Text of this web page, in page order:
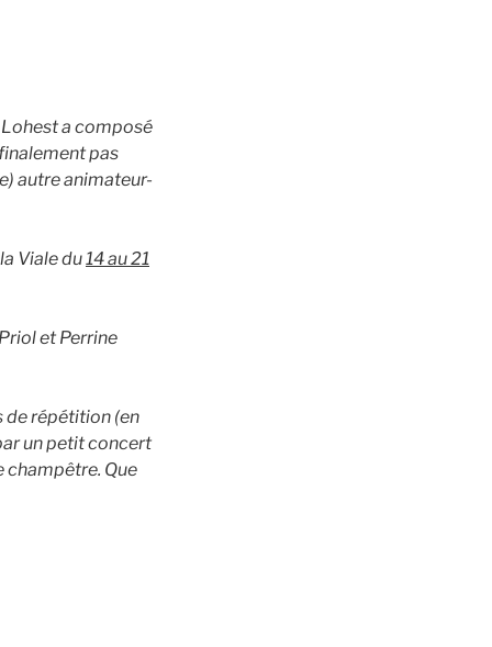
Lohest a composé
pas
autre animateur-
Viale du14 au 21
et Perrine
de répétition (en
un petit concert
champêtre. Que